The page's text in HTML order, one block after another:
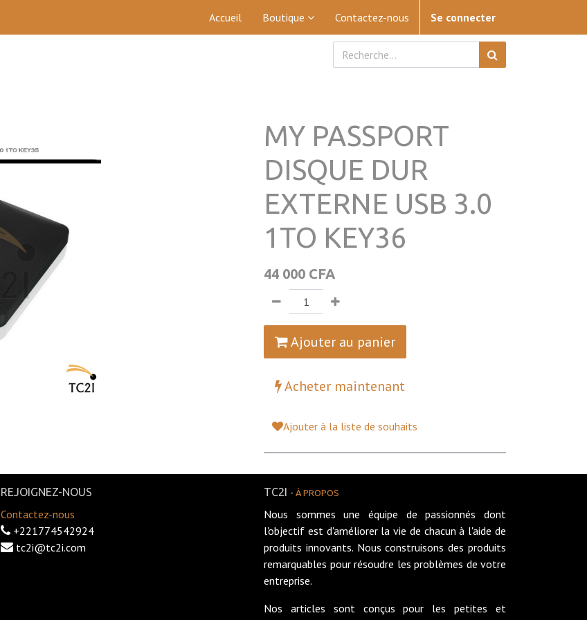
Accueil Boutique Contactez-nous Se connecter
MY PASSPORT
DISQUE DUR
EXTERNE USB 3.0
1TO KEY36
44 000 CFA
Ajouter au panier
Acheter maintenant
Ajouter à la liste de souhaits
REJOIGNEZ-NOUS
Contactez-nous
+221774542924
tc2i@tc2i.com
TC2I - À PROPOS
Nous sommes une équipe de passionnés dont
l'objectif est d'améliorer la vie de chacun à l'aide de
produits innovants. Nous construisons des produits
remarquables pour résoudre les problèmes de votre
entreprise.
Nos articles sont conçus pour les petites et